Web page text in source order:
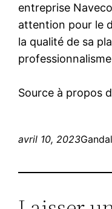
entreprise
attention pour le
la qualité de sa
Source à propos
avril 10, 2023